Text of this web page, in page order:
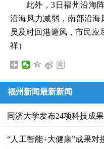
此外，3日福州沿海
沿海风力减弱，南部沿海
员及时回港避风，市民应
祥）
福州新闻最新新闻
同济大学发布24项科技成
“人工智能+大健康”成果对